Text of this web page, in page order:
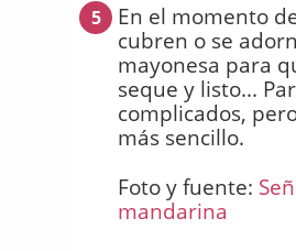
5
En el momento
cubren o se
mayonesa para
seque y listo...
complicados,
más sencillo.
Foto y fuente:
mandarina